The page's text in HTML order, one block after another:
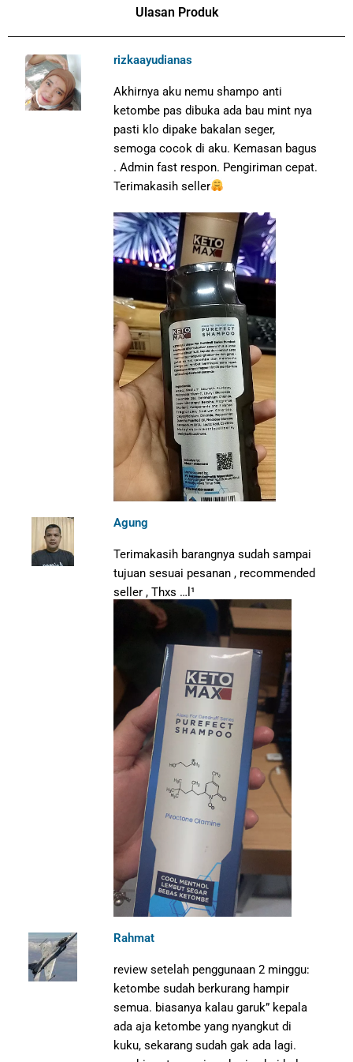
Ulasan Produk
rizkaayudianas
Akhirnya aku nemu shampo anti
ketombe pas dibuka ada bau mint nya
pasti klo dipake bakalan seger,
semoga cocok di aku. Kemasan bagus
. Admin fast respon. Pengiriman cepat.
Terimakasih seller
Agung
Terimakasih barangnya sudah sampai
tujuan sesuai pesanan , recommended
seller , Thxs …l¹
Rahmat
review setelah penggunaan 2 minggu:
ketombe sudah berkurang hampir
semua. biasanya kalau garuk” kepala
ada aja ketombe yang nyangkut di
kuku, sekarang sudah gak ada lagi.